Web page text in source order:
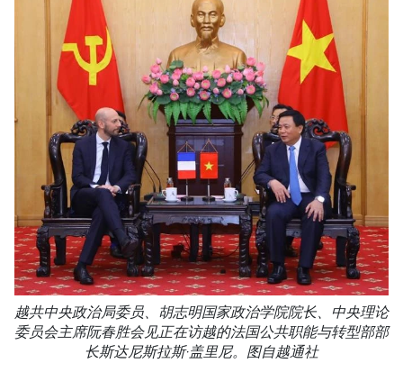
越共中央政治局委员、胡志明国家政治学院院长、中央理论
委员会主席阮春胜会见正在访越的法国公共职能与转型部部
长斯达尼斯拉斯·盖里尼。图自越通社